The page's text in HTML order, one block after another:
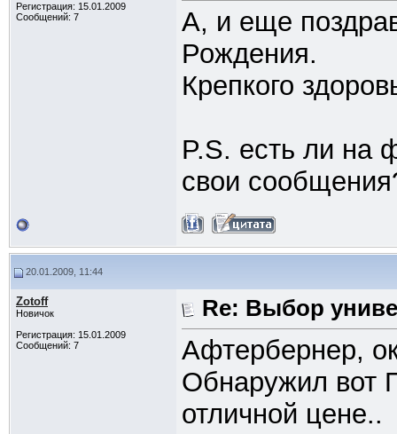
Регистрация: 15.01.2009
Сообщений: 7
А, и еще
Рождения.
Крепкого
P.S. есть ли на
свои
20.01.2009, 11:44
Zotoff
Новичок
Регистрация: 15.01.2009
Сообщений: 7
Re: Выбор
Афтербернер,
Обнаружил вот
отличной цене..